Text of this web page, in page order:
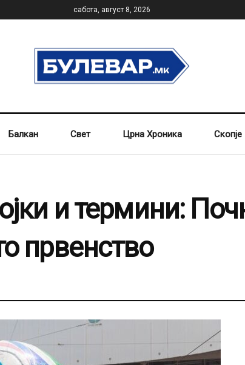
сабота, август 8, 2026
Балкан Свет Црна Хроника Скопје
и термини:
првенство